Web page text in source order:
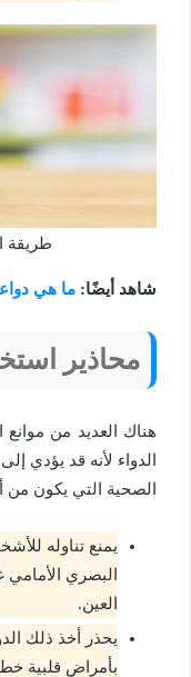
طريقة
شاهد أيضًا: ما هي
محاذير
هناك العديد من
الدواء لأنه قد يؤدي
الصحية التي يكون من
يمنع تناوله
البصري الأمامي
العين.
يحذر أخذ ذلك
بأمراض قلبية